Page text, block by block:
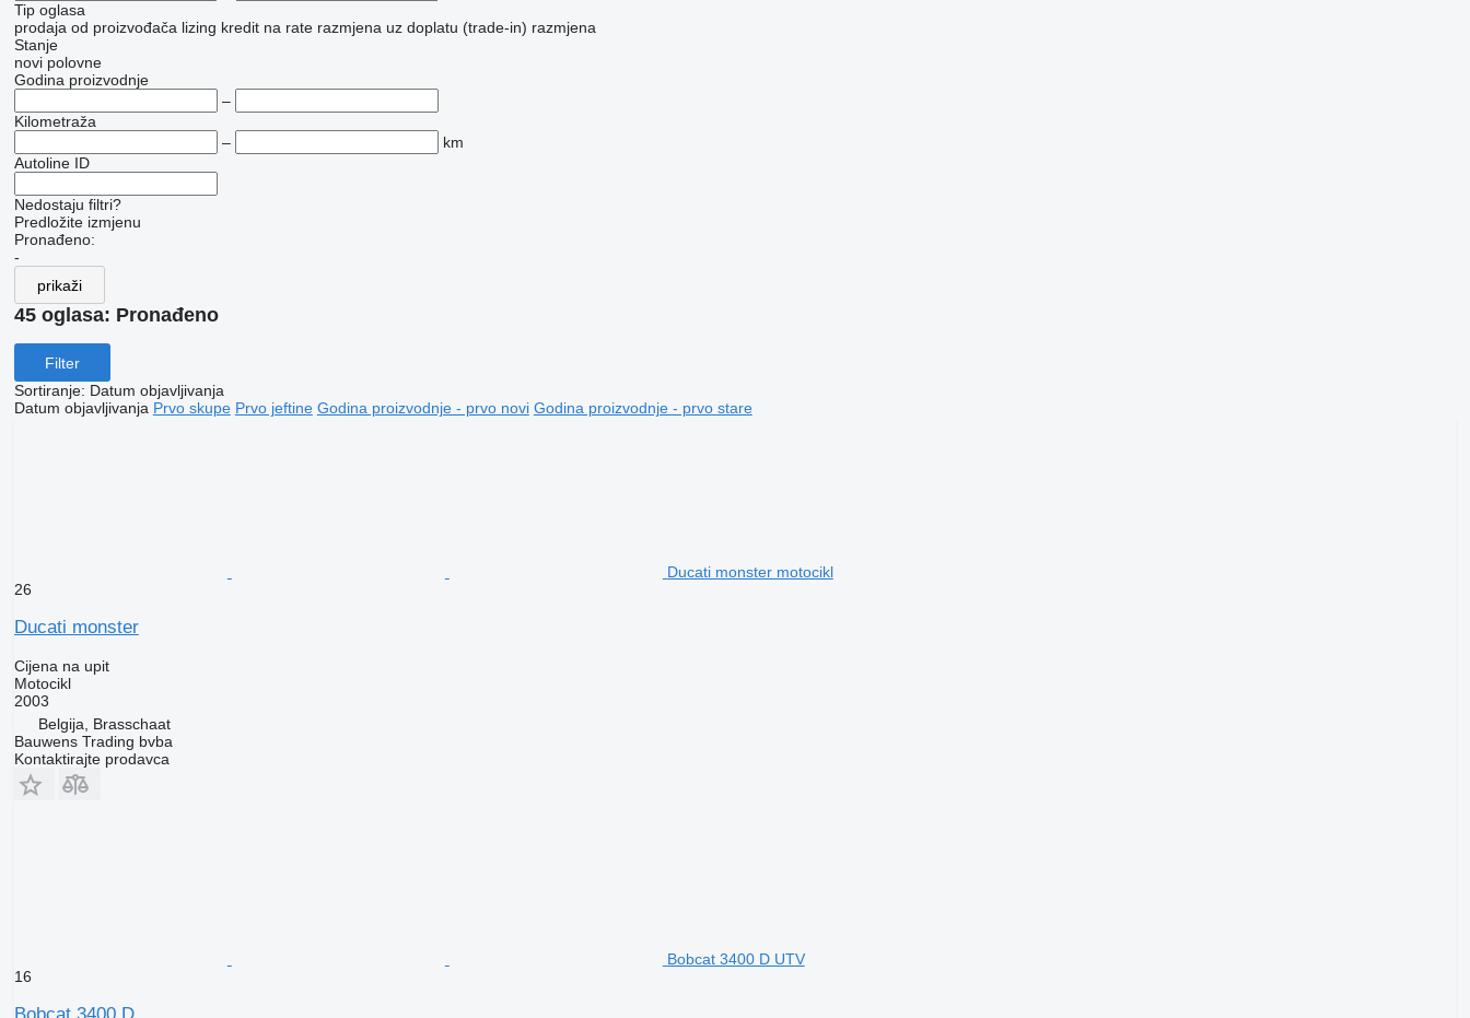
Tip oglasa
prodaja od proizvođača lizing kredit na rate razmjena uz doplatu (trade-in) razmjena
Stanje
novi polovne
Godina proizvodnje
–
Kilometraža
–
km
Autoline ID
Nedostaju filtri?
Predložite izmjenu
Pronađeno:
-
prikaži
45 oglasa: Pronađeno
Filter
Sortiranje: Datum objavljivanja
Datum objavljivanja Prvo skupe Prvo jeftine Godina proizvodnje - prvo novi Godina proizvodnje - prvo stare
Ducati monster motocikl
26
Ducati monster
Cijena na upit
Motocikl
2003
Belgija, Brasschaat
Bauwens Trading bvba
Kontaktirajte prodavca
Bobcat 3400 D UTV
16